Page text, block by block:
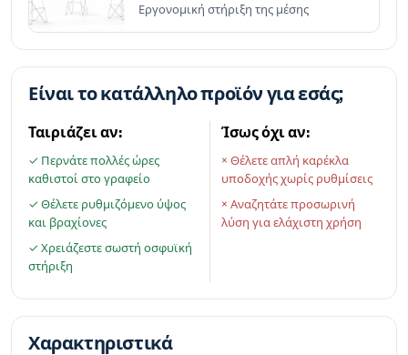
Εργονομική στήριξη της μέσης
Είναι το κατάλληλο προϊόν για εσάς;
Ταιριάζει αν:
✓ Περνάτε πολλές ώρες
καθιστοί στο γραφείο
✓ Θέλετε ρυθμιζόμενο ύψος
και βραχίονες
✓ Χρειάζεστε σωστή οσφυϊκή
στήριξη
Ίσως όχι αν:
× Θέλετε απλή καρέκλα
υποδοχής χωρίς ρυθμίσεις
× Αναζητάτε προσωρινή
λύση για ελάχιστη χρήση
Χαρακτηριστικά